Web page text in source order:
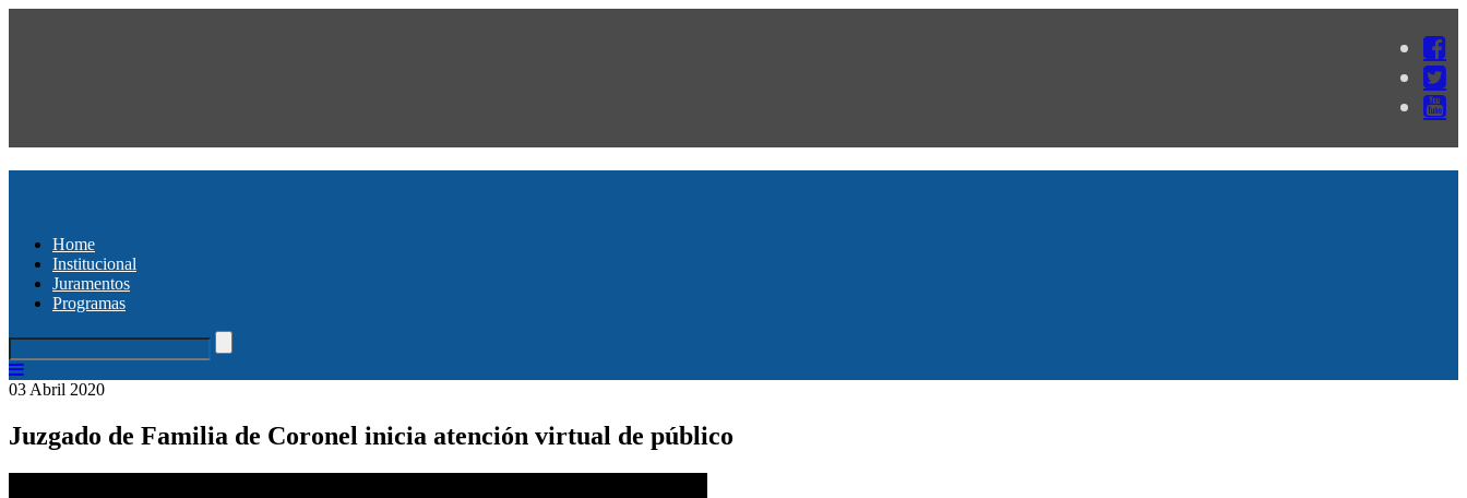
Home
Institucional
Juramentos
Programas
03 Abril 2020
Juzgado de Familia de Coronel inicia atención virtual de público